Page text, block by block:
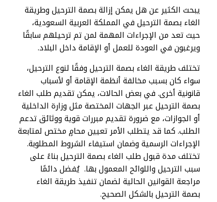
يبحث الكثير عن هل يمكن إزالة بصمة الترحيل وطريقة
الغاء بصمة الترحيل في المملكة العربية السعودية،
حيث تعد من الإجراءات المهمة لمن تم ترحيلهم سابقًا
ويرغبون في العودة للعمل أو الإقامة داخل البلاد.
تختلف طريقة الغاء بصمة الترحيل وفقًا لنوع الترحيل،
سواء كان بسبب مخالفة أنظمة الإقامة أو لأسباب
قانونية أخرى. في بعض الحالات، يمكن تقديم طلب الغاء
بصمة الترحيل عبر الجهات المختصة مثل وزارة الداخلية
أو الجوازات، مع ضرورة تقديم مبررات قوية ووثائق تدعم
الطلب. كما قد يتطلب الأمر تعيين محامٍ مختص لمتابعة
الإجراءات الرسمية وضمان استيفاء الشروط المطلوبة.
تختلف مدة قبول طلب الغاء بصمة الترحيل بناءً على
سبب الترحيل واللوائح المعمول بها. يُفضل دائمًا
مراجعة القوانين الحالية لضمان تنفيذ طريقة الغاء
بصمة الترحيل بالشكل الصحيح.